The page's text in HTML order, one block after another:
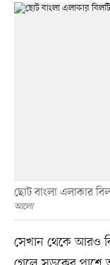
ছোট বাংলা এলাকার
আলো
সেখান থেকে আরও